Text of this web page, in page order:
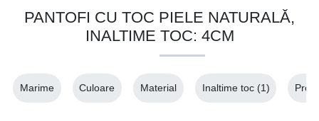
PANTOFI CU TOC PIELE NATURALǍ,
INALTIME TOC: 4CM
Marime Culoare Material Inaltime toc (1) Pret